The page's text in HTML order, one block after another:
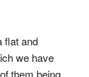
flat and
we have
them being